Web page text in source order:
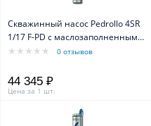
Скважинный насос Pedrollo 4SR
1/17 F-PD с маслозаполненным
двигателем 4PD0 отзывов
44 345 ₽
Цена за 1 шт.